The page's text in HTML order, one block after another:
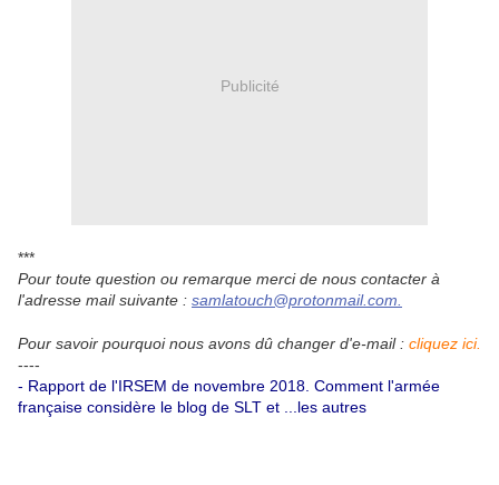
Publicité
***
Pour toute question ou remarque merci de nous contacter à
l'adresse mail suivante : samlatouch@protonmail.com.
Pour savoir pourquoi nous avons dû changer d'e-mail : cliquez ici.
----
- Rapport de l'IRSEM de novembre 2018. Comment l'armée
française considère le blog de SLT et ...les autres